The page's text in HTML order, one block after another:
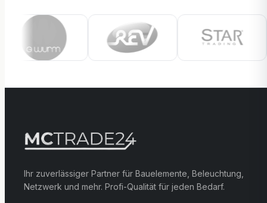
Ihr zuverlässiger Partner für Bauelemente, Beleuchtung,
Netzwerk und mehr. Profi-Qualität für jeden Bedarf.